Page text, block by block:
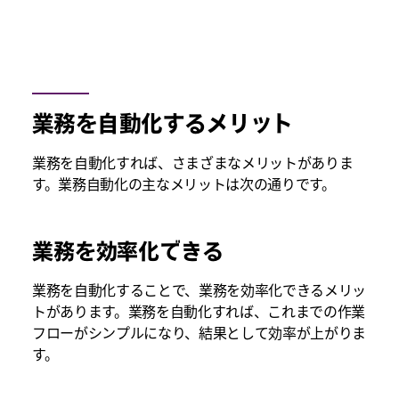
業務を自動化するメリット
業務を自動化すれば、さまざまなメリットがありま
す。業務自動化の主なメリットは次の通りです。
業務を効率化できる
業務を自動化することで、業務を効率化できるメリッ
トがあります。業務を自動化すれば、これまでの作業
フローがシンプルになり、結果として効率が上がりま
す。